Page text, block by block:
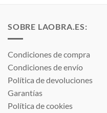
SOBRE LAOBRA.ES:
Condiciones de compra
Condiciones de envío
Política de devoluciones
Garantías
Política de cookies